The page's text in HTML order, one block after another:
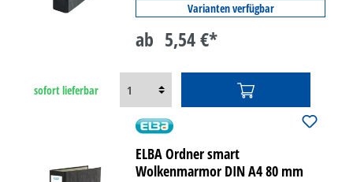
Varianten verfügbar
ab 5,54 €*
sofort lieferbar
ELBA Ordner smart
Wolkenmarmor DIN A4 80 mm